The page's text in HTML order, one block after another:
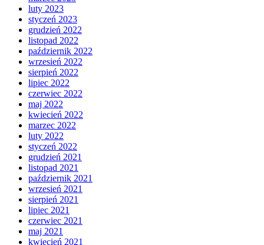
luty 2023
styczeń 2023
grudzień 2022
listopad 2022
październik 2022
wrzesień 2022
sierpień 2022
lipiec 2022
czerwiec 2022
maj 2022
kwiecień 2022
marzec 2022
luty 2022
styczeń 2022
grudzień 2021
listopad 2021
październik 2021
wrzesień 2021
sierpień 2021
lipiec 2021
czerwiec 2021
maj 2021
kwiecień 2021